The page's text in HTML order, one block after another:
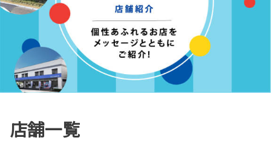
店舗一覧